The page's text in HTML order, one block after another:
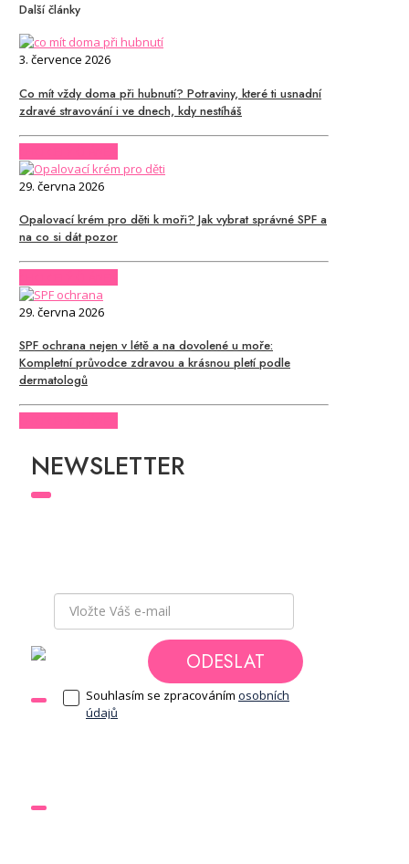
Další články
3. července 2026
Co mít vždy doma při hubnutí? Potraviny, které ti usnadní
zdravé stravování i ve dnech, kdy nestíháš
29. června 2026
Opalovací krém pro děti k moři? Jak vybrat správné SPF a
na co si dát pozor
29. června 2026
SPF ochrana nejen v létě a na dovolené u moře:
Kompletní průvodce zdravou a krásnou pletí podle
dermatologů
NEWSLETTER
ODESLAT
Souhlasím se zpracováním osobních
údajů
DOKUMENTY